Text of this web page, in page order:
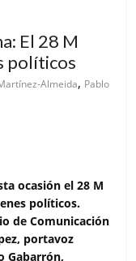
El 28 M
políticos
Almeida, Pablo
ocasión el 28 M
políticos.
de Comunicación
portavoz
Gabarrón,